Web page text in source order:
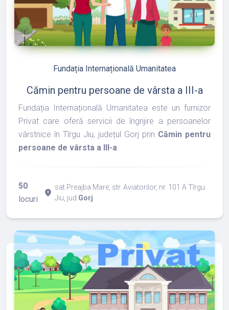
refresh edit
Fundația Internațională Umanitatea
Cămin pentru persoane de vârsta a III-a
Fundația Internațională Umanitatea este un furnizor
Privat care oferă servicii de îngrijire a persoanelor
vârstnice în Tîrgu Jiu, județul Gorj prin Cămin pentru
persoane de vârsta a III-a.
50
locuri
place
sat Preajba Mare, str. Aviatorilor, nr. 101 A Tîrgu
Jiu, jud.Gorj